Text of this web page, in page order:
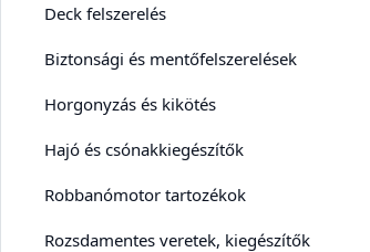
Deck felszerelés
Biztonsági és mentőfelszerelések
Horgonyzás és kikötés
Hajó és csónakkiegészítők
Robbanómotor tartozékok
Rozsdamentes veretek, kiegészítők